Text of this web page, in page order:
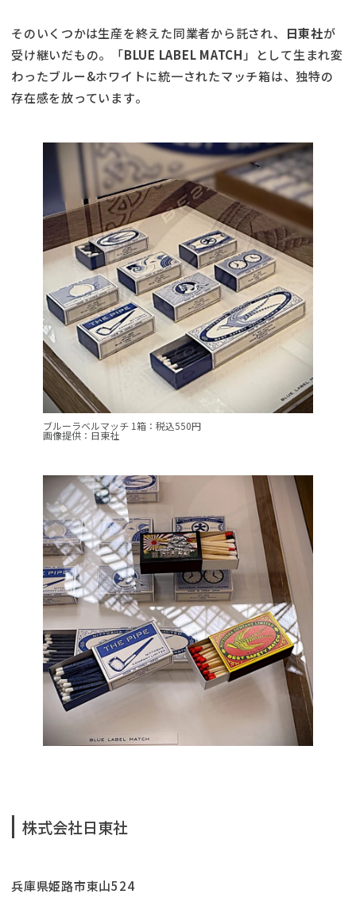
そのいくつかは生産を終えた同業者から託され、 日東社が
受け継いだもの。「BLUE LABEL MATCH 」として生まれ変
わったブルー&ホワイトに統一されたマッチ箱は、独特の
存在感を放っています。
ブルーラベルマッチ 1箱：税込550円
画像提供：日東社
株式会社日東社
兵庫県姫路市東山524